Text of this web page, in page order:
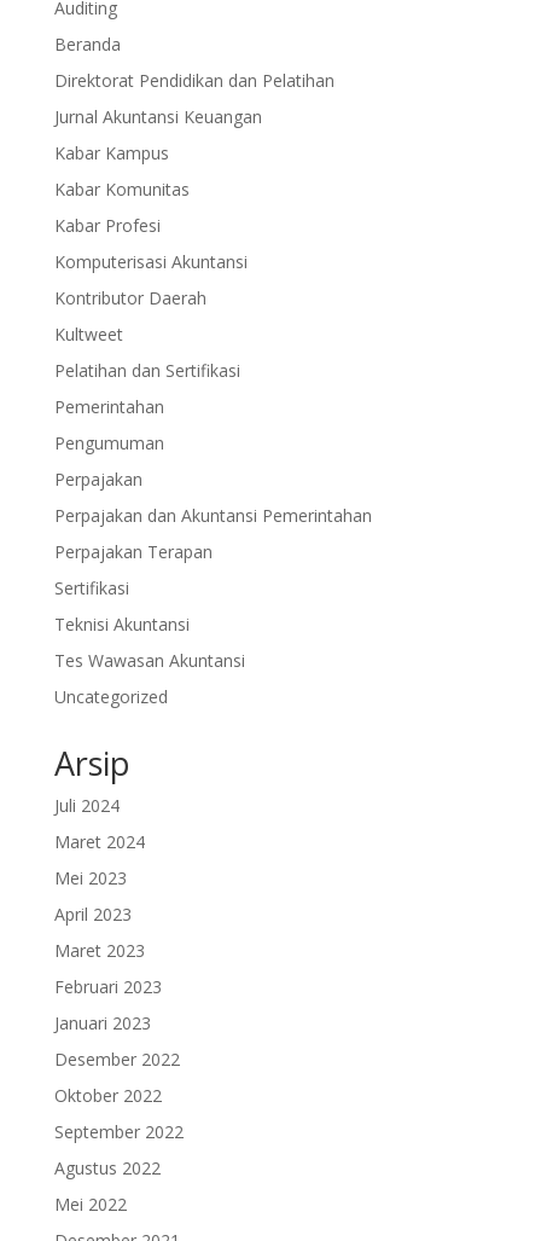
Auditing
Beranda
Direktorat Pendidikan dan Pelatihan
Jurnal Akuntansi Keuangan
Kabar Kampus
Kabar Komunitas
Kabar Profesi
Komputerisasi Akuntansi
Kontributor Daerah
Kultweet
Pelatihan dan Sertifikasi
Pemerintahan
Pengumuman
Perpajakan
Perpajakan dan Akuntansi Pemerintahan
Perpajakan Terapan
Sertifikasi
Teknisi Akuntansi
Tes Wawasan Akuntansi
Uncategorized
Arsip
Juli 2024
Maret 2024
Mei 2023
April 2023
Maret 2023
Februari 2023
Januari 2023
Desember 2022
Oktober 2022
September 2022
Agustus 2022
Mei 2022